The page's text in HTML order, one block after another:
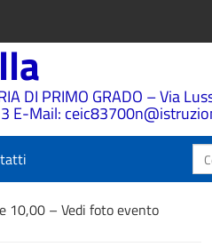
DI PRIMO GRADO – Via
E-Mail:
10,00 – Vedi foto evento